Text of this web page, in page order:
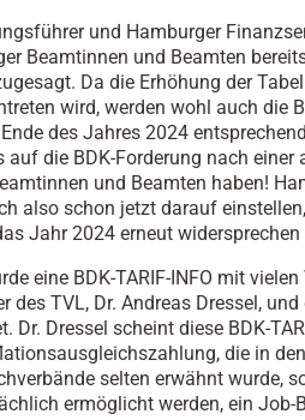
und Hamburger
Beamtinnen und Beamten
Da die Erhöhung der
wird, werden wohl auch die
des Jahres 2024
die BDK-Forderung nach einer
und Beamten haben!
also schon jetzt darauf
Jahr 2024 erneut widersprechen
eine BDK-TARIF-INFO mit
des TVL, Dr. Andreas Dressel,
Dr. Dressel scheint diese BDK-
die in
selten erwähnt wurde,
ermöglicht werden, ein Job-